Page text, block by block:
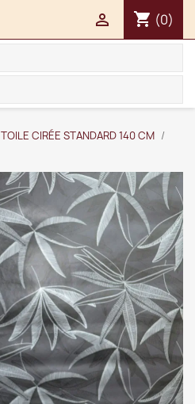
shopping_cart (0)

TOILE CIRÉE STANDARD 140 CM